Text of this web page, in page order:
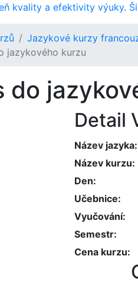
kvality a efektivity výuky.
Jazykové kurzy
jazykového kurzu
do
Detail
Název jazyka
Název kurzu
Den
Učebnice
Vyučování
Semestr
Cena kurzu